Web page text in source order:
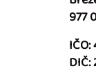
977
DIČ: